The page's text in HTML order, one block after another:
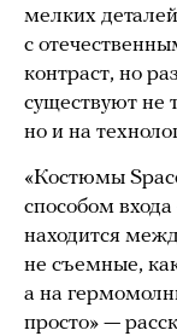
мелких
с
контраст, но
существуют не
но и на
«Костюмы
способом
находится
не съемные,
а на
просто» —